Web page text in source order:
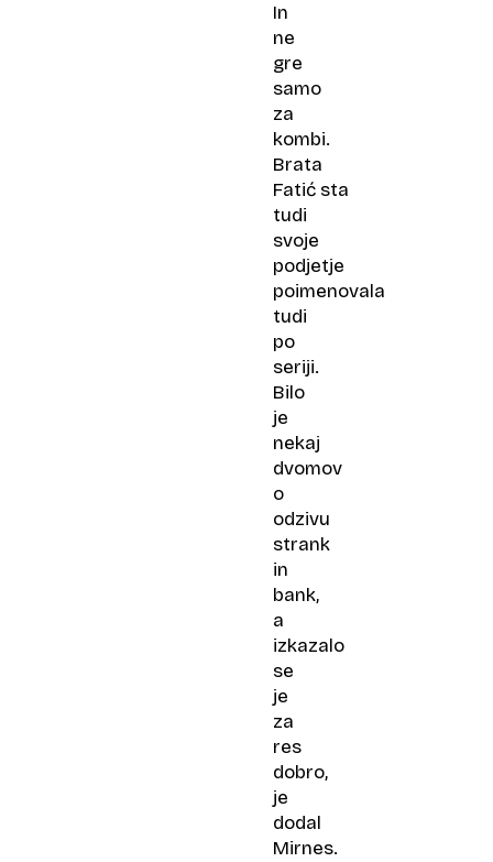
In
ne
gre
samo
za
kombi.
Brata
Fatić sta
tudi
svoje
podjetje
poimenovala
tudi
po
seriji.
Bilo
je
nekaj
dvomov
o
odzivu
strank
in
bank,
a
izkazalo
se
je
za
res
dobro,
je
dodal
Mirnes.